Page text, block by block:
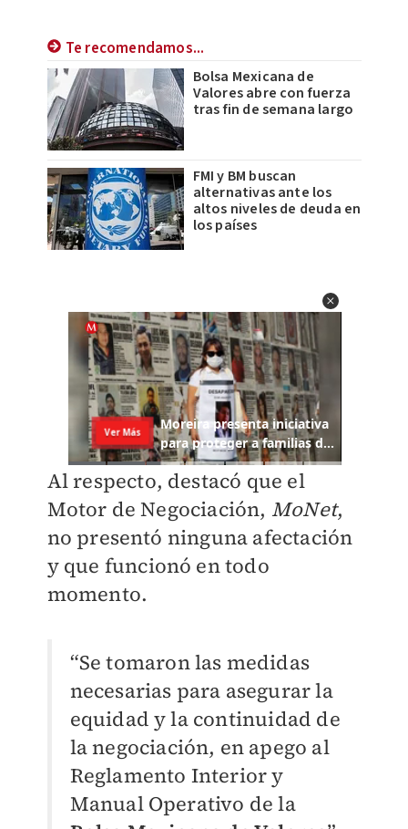
Te recomendamos...
Bolsa Mexicana de
Valores abre con fuerza
tras fin de semana largo
FMI y BM buscan
alternativas ante los
altos niveles de deuda en
los países
Al respecto, destacó que el
Motor de Negociación, MoNet,
no presentó ninguna afectación
y que funcionó en todo
momento.
“Se tomaron las medidas
necesarias para asegurar la
equidad y la continuidad de
la negociación, en apego al
Reglamento Interior y
Manual Operativo de la